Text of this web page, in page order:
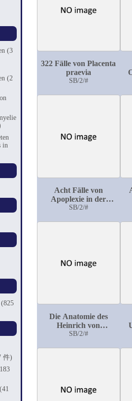
(3
(2
in
(825
件)
(41
322 Fälle von Placenta
praevia
SB/2/#
Acht Fälle von
Apoplexie in der
Geburt
SB/2/#
Die Anatomie des
Heinrich von
Mondeville (14.
SB/2/#